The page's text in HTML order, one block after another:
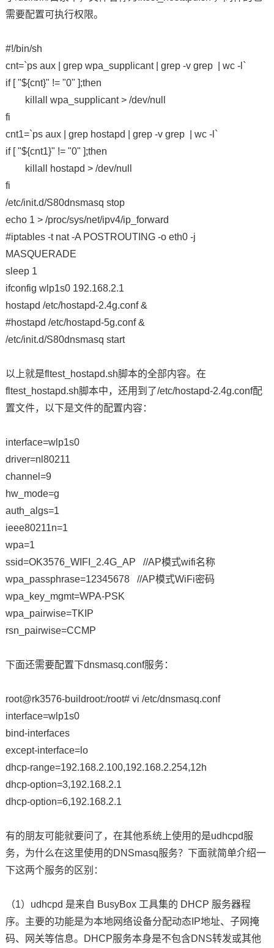
需要配置可执行权限。
#!/bin/sh
cnt=`ps aux | grep wpa_supplicant | grep -v grep | wc -l`
if [ "${cnt}" != "0" ];then
killall wpa_supplicant > /dev/null
fi
cnt1=`ps aux | grep hostapd | grep -v grep | wc -l`
if [ "${cnt1}" != "0" ];then
killall hostapd > /dev/null
fi
/etc/init.d/S80dnsmasq stop
echo 1 > /proc/sys/net/ipv4/ip_forward
#iptables -t nat -A POSTROUTING -o eth0 -j
MASQUERADE
sleep 1
ifconfig wlp1s0 192.168.2.1
hostapd /etc/hostapd-2.4g.conf &
#hostapd /etc/hostapd-5g.conf &
/etc/init.d/S80dnsmasq start
以上就是fltest_hostapd.sh脚本的全部内容。在
fltest_hostapd.sh脚本中，还用到了/etc/hostapd-2.4g.conf配
置文件，以下是文件的配置内容：
interface=wlp1s0
driver=nl80211
channel=9
hw_mode=g
auth_algs=1
ieee80211n=1
wpa=1
ssid=OK3576_WIFI_2.4G_AP //AP模式wifi名称
wpa_passphrase=12345678 //AP模式WiFi密码
wpa_key_mgmt=WPA-PSK
wpa_pairwise=TKIP
rsn_pairwise=CCMP
下面还需要配置下dnsmasq.conf服务：
root@rk3576-buildroot:/root# vi /etc/dnsmasq.conf
interface=wlp1s0
bind-interfaces
except-interface=lo
dhcp-range=192.168.2.100,192.168.2.254,12h
dhcp-option=3,192.168.2.1
dhcp-option=6,192.168.2.1
有的朋友可能就要问了，在其他系统上使用的是udhcpd服
务，为什么在这里使用的DNSmasq服务？下面就简单介绍一
下这两个服务的区别：
（1）udhcpd 是来自 BusyBox 工具集的 DHCP 服务器程
序。主要的功能是为本地网络设备分配动态IP地址、子网掩
码、网关等信息。DHCP服务本身是不包含DNS转发或其他